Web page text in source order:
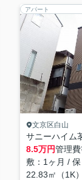
アパート
文京区白山
サニーハイム
8.5万円管理
敷：1ヶ月 /
22.83㎡（1K